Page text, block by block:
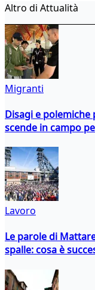
Altro di Attualità
Migranti
Disagi e polemiche
scende in campo
Lavoro
Le parole di
spalle: cosa è